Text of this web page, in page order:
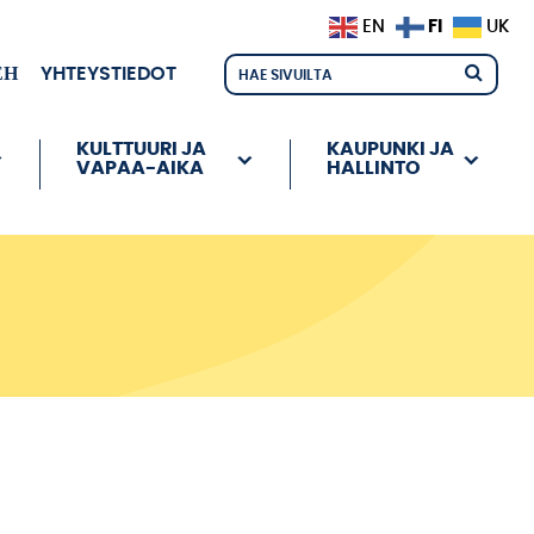
YHTEYSTIEDOT
KULTTUURI JA
VAPAA-AIKA
KAUPUNKI JA
HALLINTO
EN FI UK